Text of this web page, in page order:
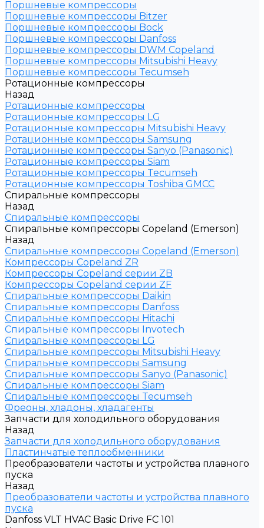
Поршневые компрессоры
Поршневые компрессоры Bitzer
Поршневые компрессоры Bock
Поршневые компрессоры Danfoss
Поршневые компрессоры DWM Copeland
Поршневые компрессоры Mitsubishi Heavy
Поршневые компрессоры Tecumseh
Ротационные компрессоры
Назад
Ротационные компрессоры
Ротационные компрессоры LG
Ротационные компрессоры Mitsubishi Heavy
Ротационные компрессоры Samsung
Ротационные компрессоры Sanyo (Panasonic)
Ротационные компрессоры Siam
Ротационные компрессоры Tecumseh
Ротационные компрессоры Toshiba GMCC
Спиральные компрессоры
Назад
Спиральные компрессоры
Спиральные компрессоры Copeland (Emerson)
Назад
Спиральные компрессоры Copeland (Emerson)
Компрессоры Copeland ZR
Компрессоры Copeland серии ZB
Компрессоры Copeland серии ZF
Спиральные компрессоры Daikin
Спиральные компрессоры Danfoss
Спиральные компрессоры Hitachi
Спиральные компрессоры Invotech
Спиральные компрессоры LG
Спиральные компрессоры Mitsubishi Heavy
Спиральные компрессоры Samsung
Спиральные компрессоры Sanyo (Panasonic)
Спиральные компрессоры Siam
Спиральные компрессоры Tecumseh
Фреоны, хладоны, хладагенты
Запчасти для холодильного оборудования
Назад
Запчасти для холодильного оборудования
Пластинчатые теплообменники
Преобразователи частоты и устройства плавного
пуска
Назад
Преобразователи частоты и устройства плавного
пуска
Danfoss VLT HVAC Basic Drive FC 101